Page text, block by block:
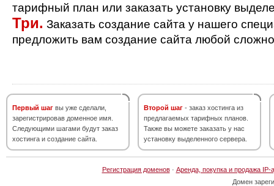
тарифный план или заказать установку
Три. Заказать создание сайта у нашего
предложить вам создание сайта любой
Первый шаг вы уже сделали,
зарегистрировав доменное имя.
Следующими шагами будут заказ
хостинга и создание сайта.
Второй шаг - заказ хостинга из
предлагаемых тарифных планов.
Также вы можете заказать у нас
установку выделенного сервера.
Регистрация доменов· Аренда, покупка и продажа IP-
Домен